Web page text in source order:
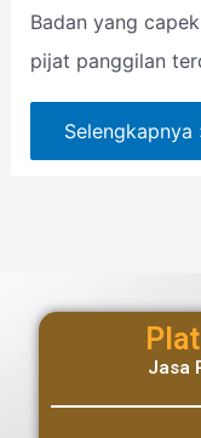
Badan yang
pijat panggilan
Selengkapnya
Jasa